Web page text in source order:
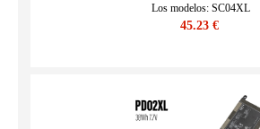
Los modelos: SC04XL
SKU : 24BA0117C188
45.23 €